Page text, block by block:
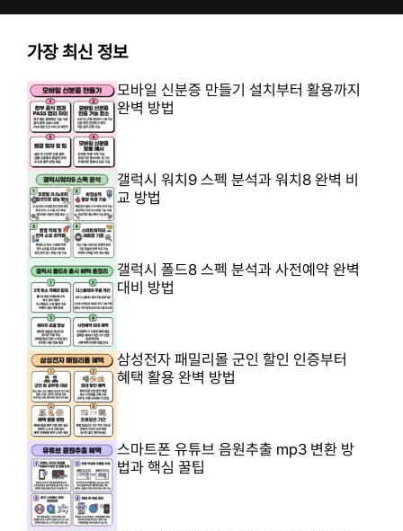
가장 최신 정보
모바일 신분증 만들기 설치부터 활용까지
완벽 방법
갤럭시 워치9 스펙 분석과 워치8 완벽 비
교 방법
갤럭시 폴드8 스펙 분석과 사전예약 완벽
대비 방법
삼성전자 패밀리몰 군인 할인 인증부터
혜택 활용 완벽 방법
스마트폰 유튜브 음원추출 mp3 변환 방
법과 핵심 꿀팁